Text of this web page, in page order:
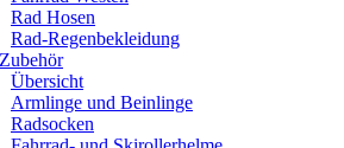
Rad Hosen
Rad-Regenbekleidung
Übersicht
Armlinge und Beinlinge
Radsocken